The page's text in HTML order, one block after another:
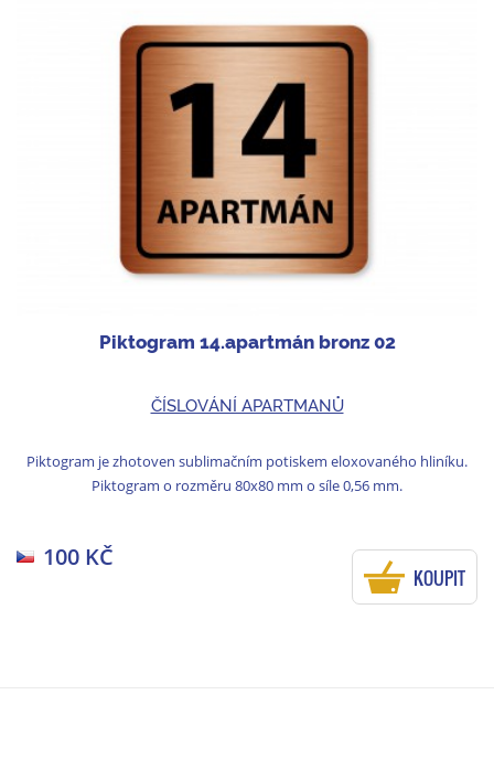
Piktogram 14.apartmán bronz 02
ČÍSLOVÁNÍ APARTMANŮ
Piktogram je zhotoven sublimačním potiskem eloxovaného hliníku.
Piktogram o rozměru 80x80 mm o síle 0,56 mm.
100 KČ
KOUPIT